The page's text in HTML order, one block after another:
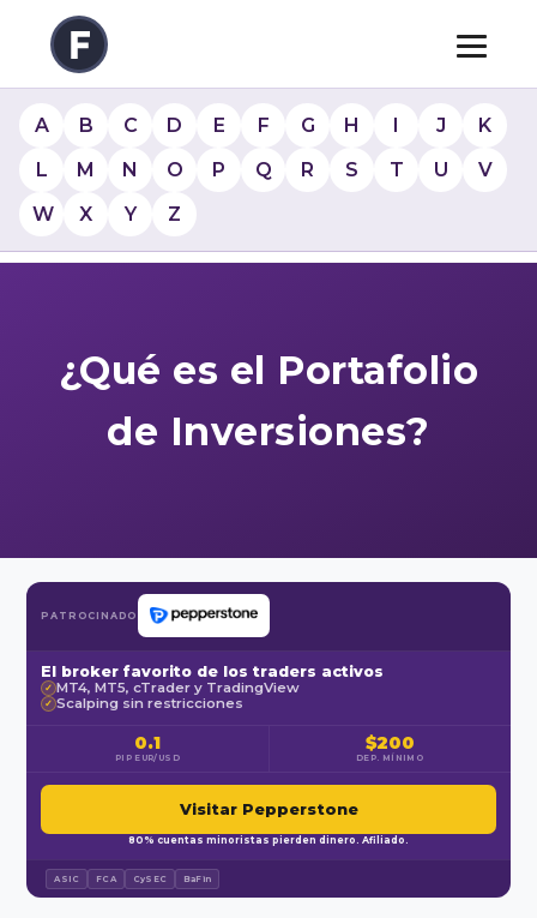
A B C D E F G H I J
K
L
M N O P Q R S T U
V
W
X Y Z
¿Qué es el Portafolio
de Inversiones?
PATROCINADO
El broker favorito de los traders activos
✓ MT4, MT5, cTrader y TradingView
✓ Scalping sin restricciones
0.1
PIP EUR/USD
$200
DEP. MÍNIMO
Visitar Pepperstone
80% cuentas minoristas pierden dinero. Afiliado.
ASIC FCA CySEC BaFin